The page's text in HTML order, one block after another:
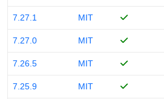
7.27.1 MIT
7.27.0 MIT
7.26.5 MIT
7.25.9 MIT